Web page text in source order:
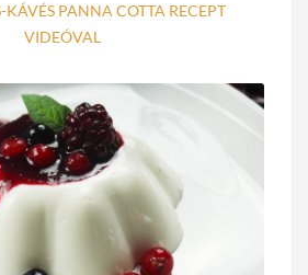
KÁVÉS PANNA COTTA RECEPT
VIDEÓVAL